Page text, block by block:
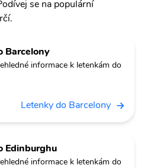
se na populární
Barcelony
informace k letenkám do
Letenky do Barcelony
Edinburghu
informace k letenkám do